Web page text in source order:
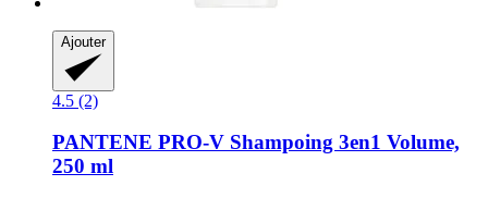
Ajouter
4.5 (2)
PANTENE PRO-V Shampoing 3en1 Volume,
250 ml